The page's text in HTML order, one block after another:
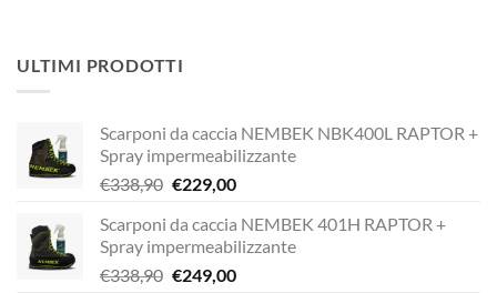
ULTIMI PRODOTTI
Scarponi da caccia NEMBEK NBK400L RAPTOR +
Spray impermeabilizzante
€338,90 Il
originale
era:
€338,90.
€229,00Il
attuale
è:
€229,00.
Scarponi da caccia NEMBEK 401H RAPTOR +
Spray impermeabilizzante
€338,90 Il
€249,00Il